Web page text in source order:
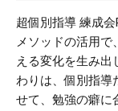
超個別指導 練成
メソッドの活用で
える変化を生み出
わりは、個別指導
せて、勉強の癖に